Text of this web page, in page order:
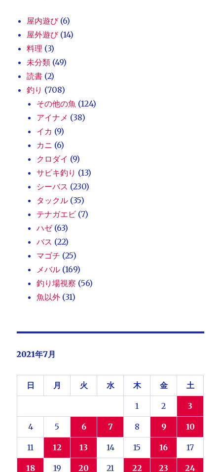
屋内遊び(6)
屋外遊び(14)
料理 (3)
未分類 (49)
読書 (2)
釣り (708)
その他の魚 (124)
アイナメ (38)
イカ (9)
カニ (6)
クロダイ (9)
サビキ釣り (13)
シーバス (230)
タックル (35)
テナガエビ (7)
ハゼ(63)
バス (22)
マゴチ (25)
メバル (169)
釣り場視察 (56)
魚以外 (31)
2021年7月
日 月 火 水 木 金 土
1 2 3
4 5 6 7 8 9 10
11 12 13 14 15 16 17
18 19 20 21 22 23 24